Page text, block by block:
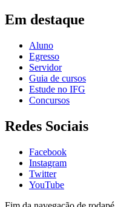
Em destaque
Aluno
Egresso
Servidor
Guia de cursos
Estude no IFG
Concursos
Redes Sociais
Facebook
Instagram
Twitter
YouTube